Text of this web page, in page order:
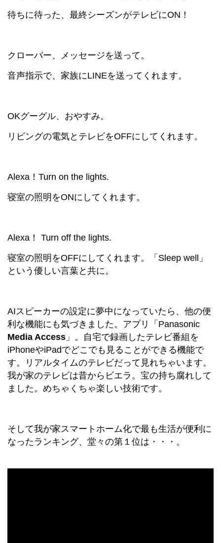
待ちに待った、最終シーズンがテレビにON！
クローバー、メッセージを送って。
音声指示で、家族にLINEを送ってくれます。
OKグーグル、おやすみ。
リビングの電気とテレビをOFFにしてくれます。
Alexa！Turn on the lights.
寝室の照明をONにしてくれます。
Alexa！ Turn off the lights.
寝室の照明をOFFにしてくれます。「Sleep well」
という優しい言葉と共に。
AIスピーカーの設定に夢中になっていたら、他の便
利な機能にも気づきました。アプリ
「Panasonic
Media Access 」 。自宅で録画したテレビ番組を
iPhoneやiPadでどこでも見ることができる機能で
す。リアルタイムのテレビだって見れちゃいます。
我が家のテレビは昔からビエラ。宝の持ち腐れして
ました。めちゃくちゃ楽しい技術です。
そして我が家スマートホーム化で最も生活が便利に
なったランキング、堂々の第１位は・・・。